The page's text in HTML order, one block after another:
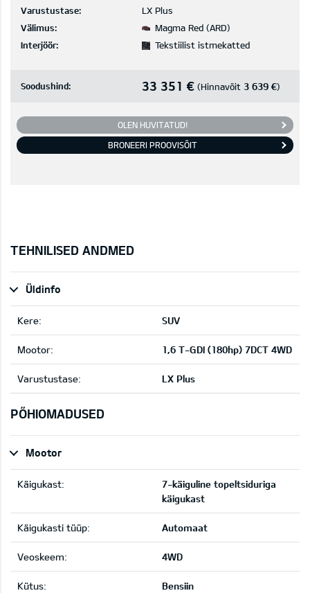
Varustustase:
LX Plus
Välimus:
Magma Red (ARD)
Interjöör:
Tekstiilist istmekatted
Soodushind: 33 351 € (Hinnavõit 3 639 €)
OLEN HUVITATUD!
BRONEERI PROOVISÕIT
TEHNILISED ANDMED
Üldinfo
Kere: SUV
Mootor: 1,6 T-GDI (180hp) 7DCT 4WD
Varustustase: LX Plus
PÕHIOMADUSED
Mootor
Käigukast:
7-käiguline topeltsiduriga
käigukast
Käigukasti tüüp: Automaat
Veoskeem: 4WD
Kütus: Bensiin